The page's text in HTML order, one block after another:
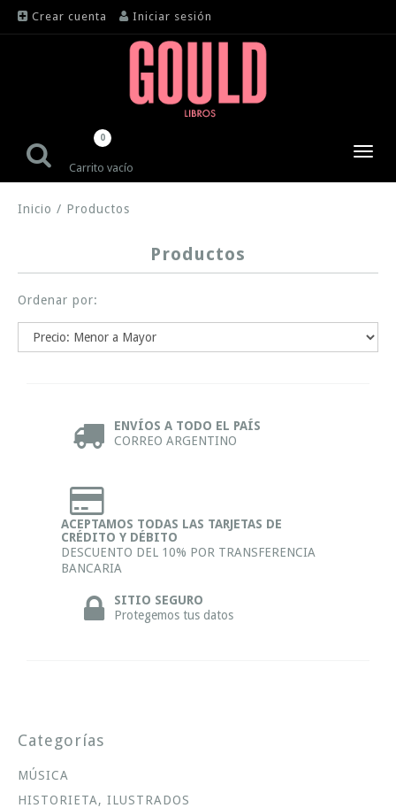
Crear cuenta Iniciar sesión
Carrito vacío
0
Inicio / Productos
Productos
Ordenar por:
ENVÍOS A TODO EL PAÍS
CORREO ARGENTINO
ACEPTAMOS TODAS LAS TARJETAS DE
CRÉDITO Y DÉBITO
DESCUENTO DEL 10% POR TRANSFERENCIA
BANCARIA
SITIO SEGURO
Protegemos tus datos
Categorías
MÚSICA
HISTORIETA, ILUSTRADOS